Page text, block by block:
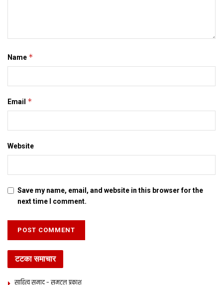
संशोधन क लेल जरूरी आम सहमति नहि बनि पाबि रहल अछि। एहन स्थिति
Name *
Email *
Website
Save my name, email, and website in this browser for the
next time I comment.
टटका समाचार
साहित्य समाद – समटल प्रकाश